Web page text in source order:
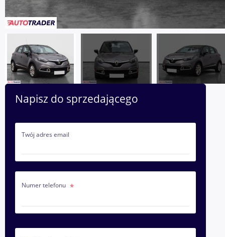
Napisz do sprzedającego
Twój adres email
Numer telefonu